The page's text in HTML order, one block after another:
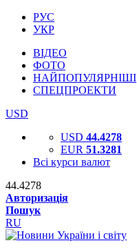
РУС
УКР
ВІДЕО
ФОТО
НАЙПОПУЛЯРНІШІ
СПЕЦПРОЕКТИ
USD
USD 44.4278
EUR 51.3281
Всі курси валют
44.4278
Авторизація
Пошук
RU